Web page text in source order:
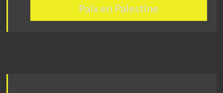
Paix en Palestine